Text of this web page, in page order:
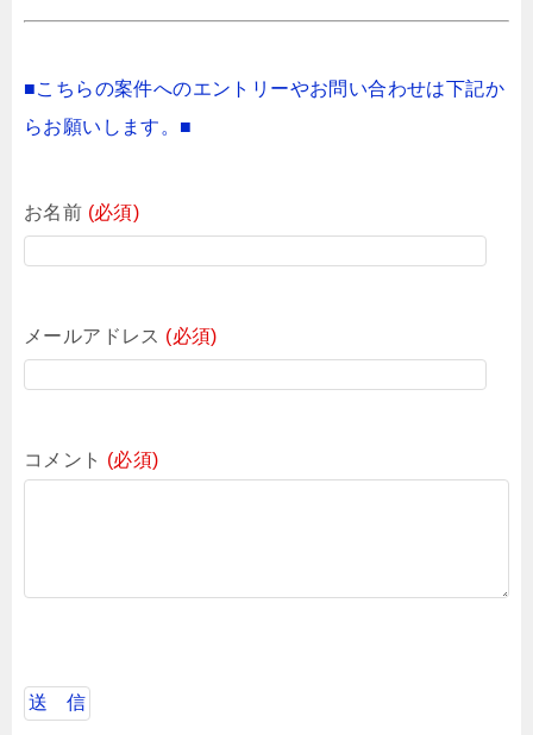
■こちらの案件へのエントリーやお問い合わせは下記か
らお願いします。■
お名前 (必須)
メールアドレス (必須)
コメント (必須)